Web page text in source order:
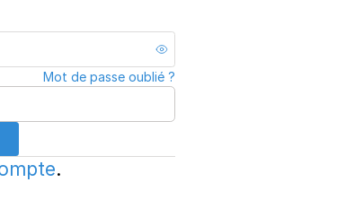
Mot de passe oublié ?
.